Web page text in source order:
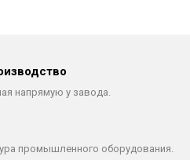
напрямую у завода.
промышленного оборудования.